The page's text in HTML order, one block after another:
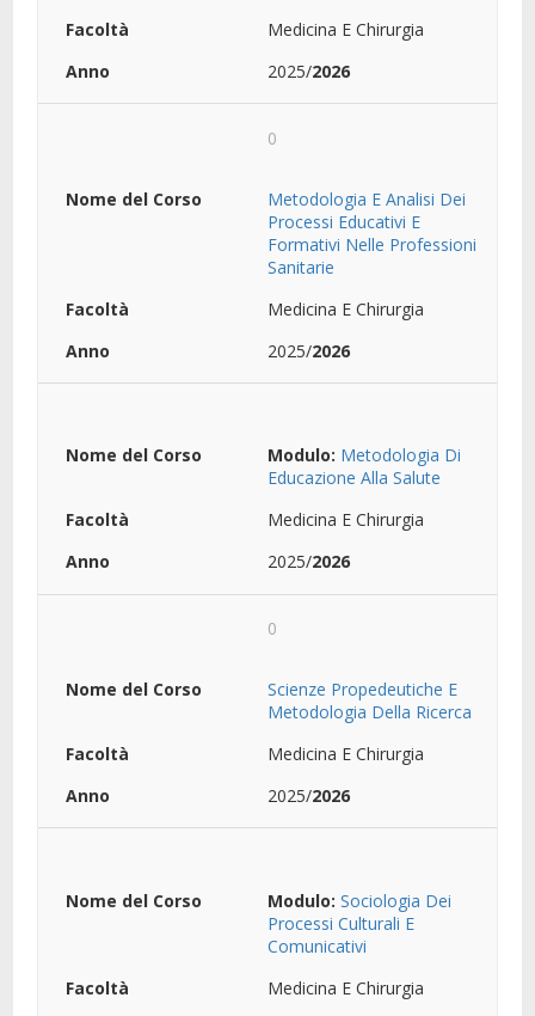
Medicina E Chirurgia
2025/2026
0
Metodologia E Analisi Dei
Processi Educativi E
Formativi Nelle Professioni
Sanitarie
Medicina E Chirurgia
2025/2026
Modulo: Metodologia Di
Educazione Alla Salute
Medicina E Chirurgia
2025/2026
0
Scienze Propedeutiche E
Metodologia Della Ricerca
Medicina E Chirurgia
2025/2026
Modulo: Sociologia Dei
Processi Culturali E
Comunicativi
Medicina E Chirurgia